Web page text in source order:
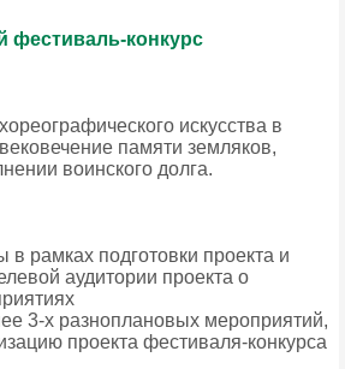
фестиваль-конкурс
искусства в
памяти земляков,
воинского долга.
в рамках подготовки проекта и
аудитории проекта о
3-х разноплановых мероприятий,
проекта фестиваля-конкурса